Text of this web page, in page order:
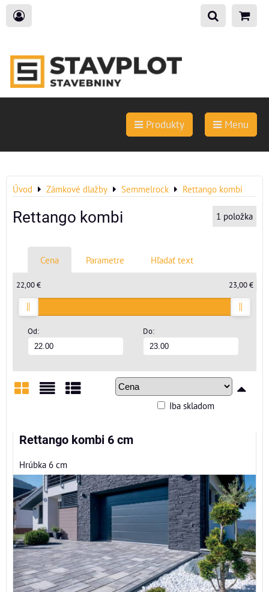
Produkty Menu
Úvod Zámkové dlažby Semmelrock Rettango kombi
Rettango kombi 1 položka
Cena Parametre Hľadať text
Od: Do:
22,00 € 23,00 €
Iba skladom
Rettango kombi 6 cm
Hrúbka 6 cm